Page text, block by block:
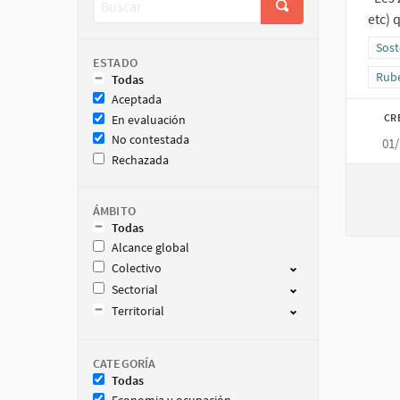
ESTADO
Todas
Aceptada
En evaluación
No contestada
Rechazada
ÁMBITO
Todas
Alcance global
Colectivo
Sectorial
Territorial
CATEGORÍA
Todas
etc)